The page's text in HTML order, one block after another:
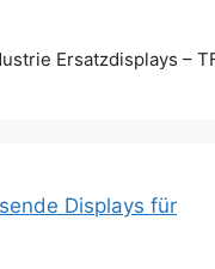
Ersatzdisplays –
Displays für